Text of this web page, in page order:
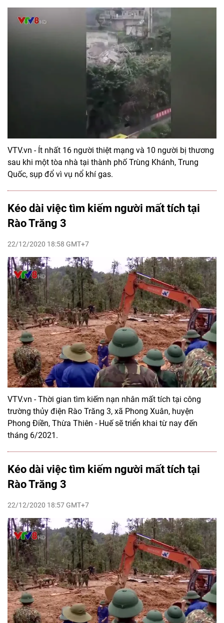
VTV.vn - Ít nhất 16 người thiệt mạng và 10 người bị thương
sau khi một tòa nhà tại thành phố Trùng Khánh, Trung
Quốc, sụp đổ vì vụ nổ khí gas.
Kéo dài việc tìm kiếm người mất tích tại
Rào Trăng 3
22/12/2020 18:58 GMT+7
VTV.vn - Thời gian tìm kiếm nạn nhân mất tích tại công
trường thủy điện Rào Trăng 3, xã Phong Xuân, huyện
Phong Điền, Thừa Thiên - Huế sẽ triển khai từ nay đến
tháng 6/2021.
Kéo dài việc tìm kiếm người mất tích tại
Rào Trăng 3
22/12/2020 18:57 GMT+7